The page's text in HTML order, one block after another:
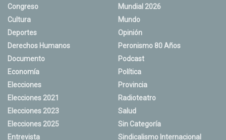
Congreso
Cultura
Deportes
Derechos Humanos
Documento
Economía
Elecciones
Elecciones 2021
Elecciones 2023
Elecciones 2025
Entrevista
Mundial 2026
Mundo
Opinión
Peronismo 80 Años
Podcast
Política
Provincia
Radioteatro
Salud
Sin Categoría
Sindicalismo Internacional